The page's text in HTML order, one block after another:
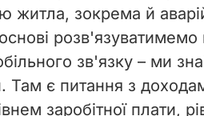
житла, зокрема й
розв'язуватимемо
зв'язку – ми
Там є питання з
заробітної плати,